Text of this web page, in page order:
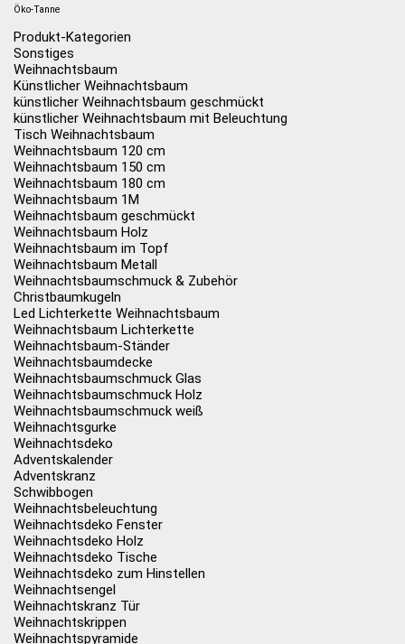
Öko-Tanne
Produkt-Kategorien
Sonstiges
Weihnachtsbaum
Künstlicher Weihnachtsbaum
künstlicher Weihnachtsbaum geschmückt
künstlicher Weihnachtsbaum mit Beleuchtung
Tisch Weihnachtsbaum
Weihnachtsbaum 120 cm
Weihnachtsbaum 150 cm
Weihnachtsbaum 180 cm
Weihnachtsbaum 1M
Weihnachtsbaum geschmückt
Weihnachtsbaum Holz
Weihnachtsbaum im Topf
Weihnachtsbaum Metall
Weihnachtsbaumschmuck & Zubehör
Christbaumkugeln
Led Lichterkette Weihnachtsbaum
Weihnachtsbaum Lichterkette
Weihnachtsbaum-Ständer
Weihnachtsbaumdecke
Weihnachtsbaumschmuck Glas
Weihnachtsbaumschmuck Holz
Weihnachtsbaumschmuck weiß
Weihnachtsgurke
Weihnachtsdeko
Adventskalender
Adventskranz
Schwibbogen
Weihnachtsbeleuchtung
Weihnachtsdeko Fenster
Weihnachtsdeko Holz
Weihnachtsdeko Tische
Weihnachtsdeko zum Hinstellen
Weihnachtsengel
Weihnachtskranz Tür
Weihnachtskrippen
Weihnachtspyramide